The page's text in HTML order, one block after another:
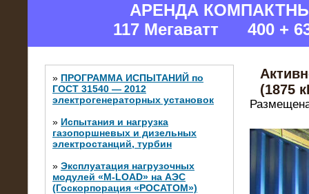
АРЕНДА
117 Мегаватт 400 +
» ПРОГРАММА ИСПЫТАНИЙ по
ГОСТ 31540 — 2012
электрогенераторных установок
» Испытания и нагрузка
газопоршневых и дизельных
электростанций, турбин
» Эксплуатация нагрузочных
модулей «M-LOAD» на АЭС
(Госкорпорация «РОСАТОМ»)
(1875